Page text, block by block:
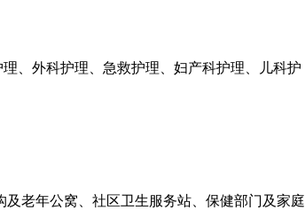
外科护理、急救护理、妇产科护理、儿科护
老年公窝、社区卫生服务站、保健部门及家庭